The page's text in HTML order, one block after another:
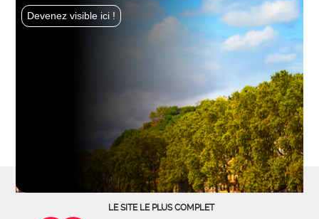
Devenez visible ici !
LE SITE LE PLUS COMPLET